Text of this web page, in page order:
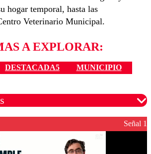
hogar temporal, hasta las
Veterinario Municipal.
A EXPLORAR:
DESTACADA5
MUNICIPIO
son moderados para garantizar un
diálogo respetuoso.
Señal 1